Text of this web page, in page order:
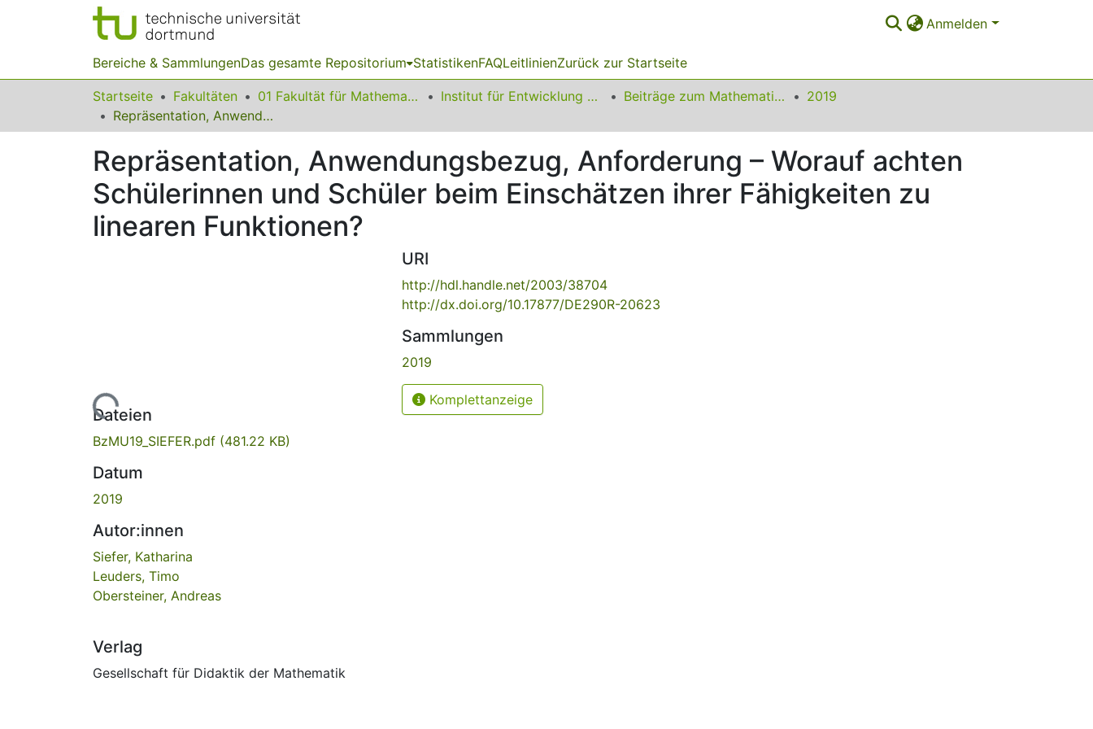
Anmelden
Bereiche & SammlungenDas gesamte Repositorium StatistikenFAQLeitlinienZurück zur Startseite
Startseite Fakultäten 01 Fakultät für Mathematik Institut für Entwicklung und Erforschung des Mathematikunterrichts Beiträge zum Mathematikunterricht
2019
Repräsentation, Anwendungsbezug, Anforderung – Worauf achten Schülerinnen und Schüler beim Einschätzen ihrer Fähigkeiten zu linearen Funktionen?
Repräsentation, Anwendungsbezug, Anforderung – Worauf achten
Schülerinnen und Schüler beim Einschätzen ihrer Fähigkeiten zu
linearen Funktionen?
Lade...
Dateien
BzMU19_SIEFER.pdf (481.22 KB)
Datum
2019
Autor:innen
Siefer, Katharina
Leuders, Timo
Obersteiner, Andreas
Verlag
Gesellschaft für Didaktik der Mathematik
URI
http://hdl.handle.net/2003/38704
http://dx.doi.org/10.17877/DE290R-20623
Sammlungen
2019
Komplettanzeige